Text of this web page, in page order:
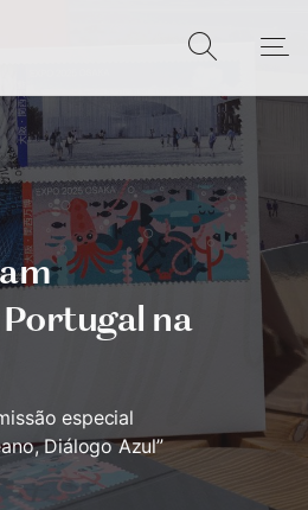
na
especial
Diálogo Azul”